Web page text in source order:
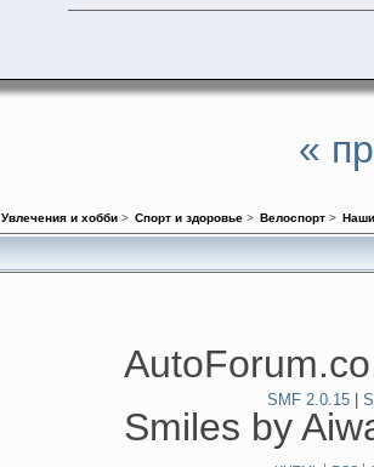
«
Увлечения и хобби> Спорт и здоровье> Велоспорт>
SMF 2.0.15
Smiles by